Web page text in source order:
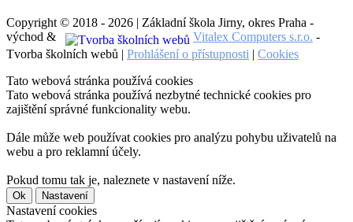
Copyright © 2018 - 2026 | Základní škola Jirny, okres Praha -
východ &
Vitalex Computers s.r.o. -
Tvorba školních webů | Prohlášení o přístupnosti | Cookies
Tato webová stránka používá cookies
Tato webová stránka používá nezbytné technické cookies pro
zajištění správné funkcionality webu.
Dále může web používat cookies pro analýzu pohybu uživatelů na
webu a pro reklamní účely.
Pokud tomu tak je, naleznete v nastavení níže.
Ok Nastavení
Nastavení cookies